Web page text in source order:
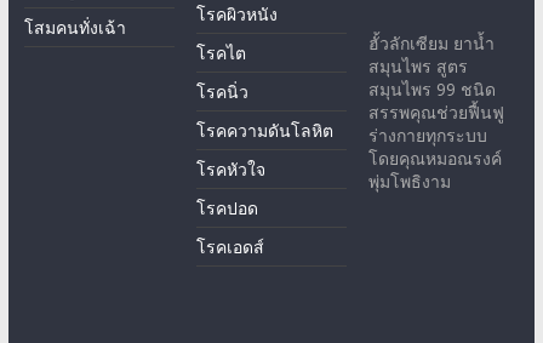
โสมคนทั่งเฉ้า
โรคผิวหนัง
โรคไต
โรคนิ่ว
โรคความดันโลหิต
โรคหัวใจ
โรคปอด
โรคเอดส์
ฮั้วลักเซียม ยาน้ำ
สมุนไพร สูตร
สมุนไพร 99 ชนิด
สรรพคุณช่วยฟื้นฟู
ร่างกายทุกระบบ
โดยคุณหมอณรงค์
พุ่มโพธิงาม